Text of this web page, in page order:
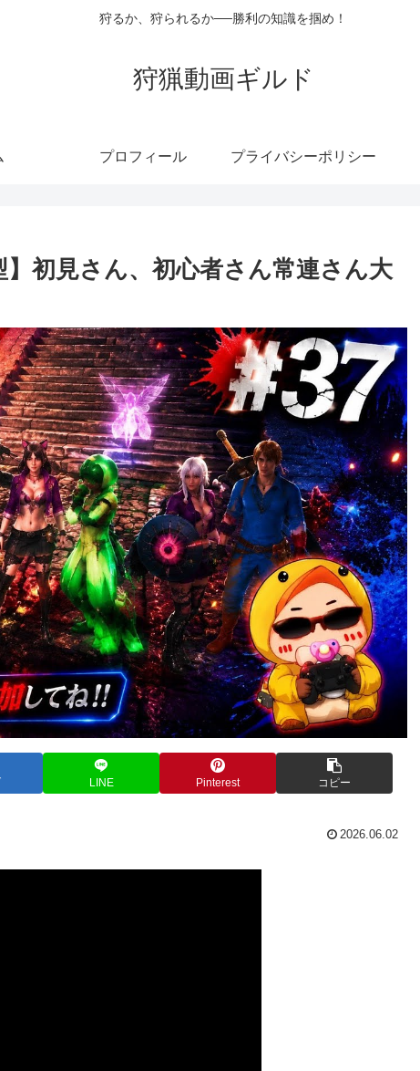
狩るか、狩られるか──勝利の知識を掴め！
狩猟動画ギルド
プロフィール プライバシーポリシー
初見さん、初心者さん常連さん大
LINE Pinterest コピー
2026.06.02